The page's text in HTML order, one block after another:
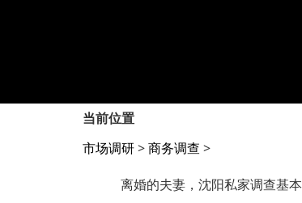
当前位置
市场调研>商务调查 >
离婚的夫妻，沈阳私家调查基